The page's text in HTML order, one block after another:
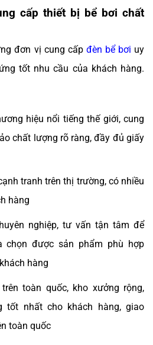
cấp thiết bị bể bơi chất
đơn vị cung cấp đèn bể bơi uy
tốt nhu cầu của khách hàng.
hiệu nổi tiếng thế giới, cung
chất lượng rõ ràng, đầy đủ giấy
tranh trên thị trường, có nhiều
hàng
nghiệp, tư vấn tận tâm để
chọn được sản phẩm phù hợp
hàng
toàn quốc, kho xưởng rộng,
tốt nhất cho khách hàng, giao
toàn quốc